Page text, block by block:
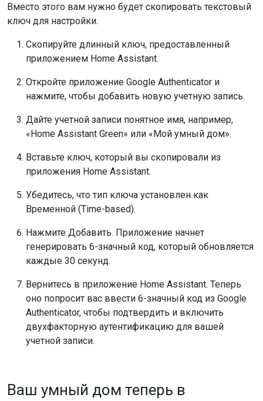
Вместо этого вам нужно будет скопировать текстовый
ключ для настройки.
Скопируйте длинный ключ, предоставленный
приложением Home Assistant.
Откройте приложение Google Authenticator и
нажмите, чтобы добавить новую учетную запись.
Дайте учетной записи понятное имя, например,
«Home Assistant Green» или «Мой умный дом».
Вставьте ключ, который вы скопировали из
приложения Home Assistant.
Убедитесь, что тип ключа установлен как
Временной (Time-based).
Нажмите Добавить. Приложение начнет
генерировать 6-значный код, который обновляется
каждые 30 секунд.
Вернитесь в приложение Home Assistant. Теперь
оно попросит вас ввести 6-значный код из Google
Authenticator, чтобы подтвердить и включить
двухфакторную аутентификацию для вашей
учетной записи.
Ваш умный дом теперь в